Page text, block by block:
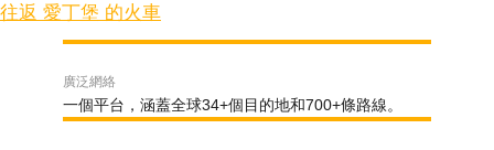
往返 愛丁堡 的火車
廣泛網絡
一個平台，涵蓋全球34+個目的地和700+條路線。